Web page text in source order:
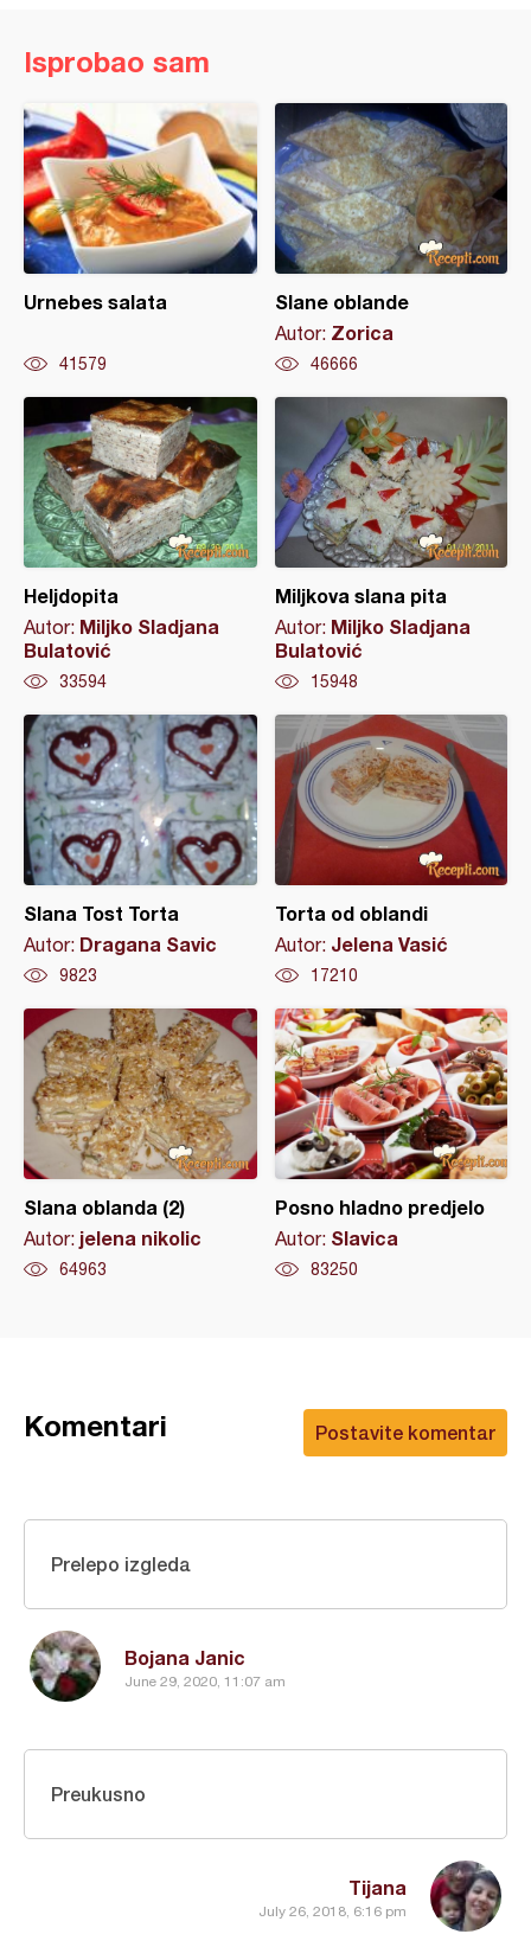
Isprobao sam
Urnebes salata
41579
Slane oblande
Autor: Zorica
46666
Heljdopita
Autor: Miljko Sladjana
Bulatović
33594
Miljkova slana pita
Autor: Miljko Sladjana
Bulatović
15948
Slana Tost Torta
Autor: Dragana Savic
9823
Torta od oblandi
Autor: Jelena Vasić
17210
Slana oblanda (2)
Autor: jelena nikolic
64963
Posno hladno predjelo
Autor: Slavica
83250
Postavite komentar
Komentari
Bojana Janic
June 29, 2020, 11:07 am
Prelepo izgleda
Tijana
July 26, 2018, 6:16 pm
Preukusno